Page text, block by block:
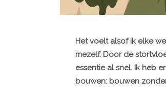
Het voelt alsof ik elke
mezelf. Door de
essentie al snel. Ik heb
bouwen: bouwen